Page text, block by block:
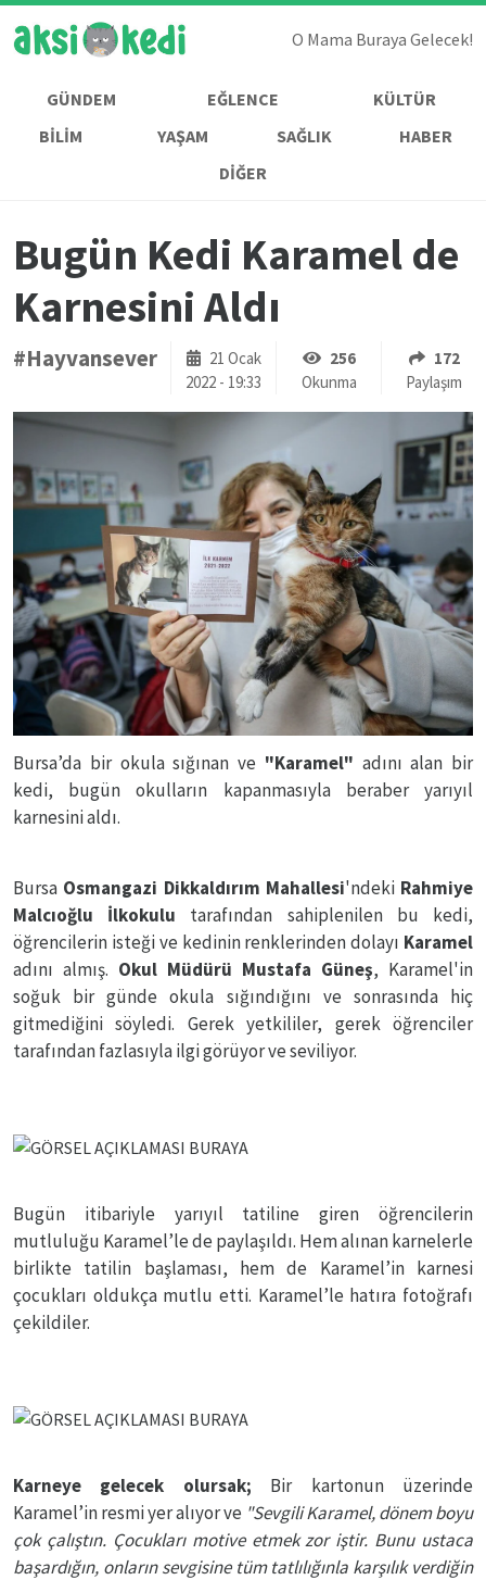
O Mama Buraya Gelecek!
GÜNDEM EĞLENCE
KÜLTÜR
BİLİM
YAŞAM SAĞLIK
HABER
DİĞER
Bugün Kedi Karamel de
Karnesini Aldı
#Hayvansever
21 Ocak
2022 - 19:33
256
Okunma
172
Paylaşım
Bursa’da bir okula sığınan ve "Karamel" adını alan bir
kedi, bugün okulların kapanmasıyla beraber yarıyıl
karnesini aldı.
Bursa Osmangazi Dikkaldırım Mahallesi'ndeki Rahmiye
Malcıoğlu İlkokulu tarafından sahiplenilen bu kedi,
öğrencilerin isteği ve kedinin renklerinden dolayı Karamel
adını almış. Okul Müdürü Mustafa Güneş, Karamel'in
soğuk bir günde okula sığındığını ve sonrasında hiç
gitmediğini söyledi. Gerek yetkililer, gerek öğrenciler
tarafından fazlasıyla ilgi görüyor ve seviliyor.
Bugün itibariyle yarıyıl tatiline giren öğrencilerin
mutluluğu Karamel’le de paylaşıldı. Hem alınan karnelerle
birlikte tatilin başlaması, hem de Karamel’in karnesi
çocukları oldukça mutlu etti. Karamel’le hatıra fotoğrafı
çekildiler.
Karneye gelecek olursak; Bir kartonun üzerinde
Karamel’in resmi yer alıyor ve "Sevgili Karamel, dönem boyu
çok çalıştın. Çocukları motive etmek zor iştir. Bunu ustaca
başardığın, onların sevgisine tüm tatlılığınla karşılık verdiğin